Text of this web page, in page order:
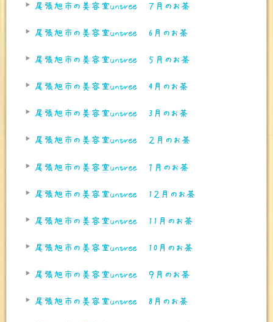
尾張旭市の美容室untree ７月のお茶
尾張旭市の美容室untree 6月のお茶
尾張旭市の美容室untree ５月のお茶
尾張旭市の美容室untree 4月のお茶
尾張旭市の美容室untree 3月のお茶
尾張旭市の美容室untree ２月のお茶
尾張旭市の美容室untree １月のお茶
尾張旭市の美容室untree 1２月のお茶
尾張旭市の美容室untree 11月のお茶
尾張旭市の美容室untree 10月のお茶
尾張旭市の美容室untree ９月のお茶
尾張旭市の美容室untree 8月のお茶